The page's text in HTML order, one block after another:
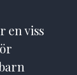
en viss